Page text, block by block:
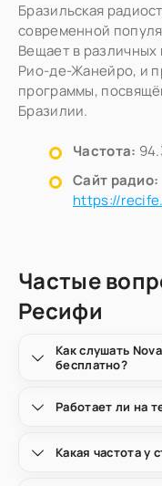
Бразильская
современной
Вещает в различных
Рио-де-Жанейро, и
программы,
Бразилии.
Частота:
Сайт радио:
https://
Частые
Ресифи
Как слушать
бесплатно?
Работает ли на
Какая частота у